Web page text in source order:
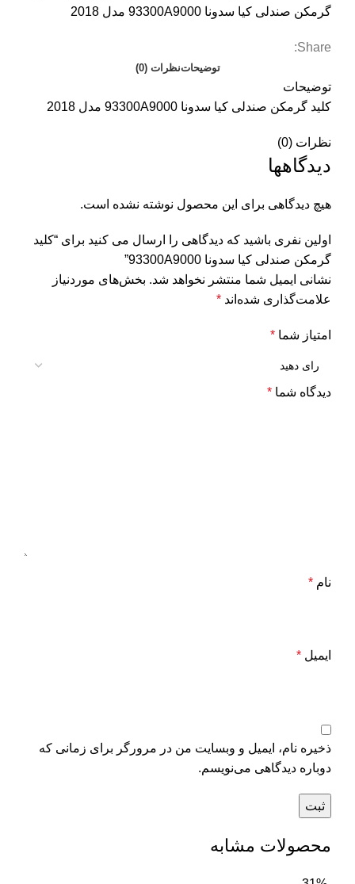
گرمکن صندلی کیا سدونا 93300A9000 مدل 2018
Share:
توضیحاتنظرات (0)
توضیحات
کلید گرمکن صندلی کیا سدونا 93300A9000 مدل 2018
نظرات (0)
دیدگاهها
هیچ دیدگاهی برای این محصول نوشته نشده است.
اولین نفری باشید که دیدگاهی را ارسال می کنید برای “کلید
گرمکن صندلی کیا سدونا 93300A9000”
نشانی ایمیل شما منتشر نخواهد شد. بخش‌های موردنیاز
علامت‌گذاری شده‌اند *
امتیاز شما *
دیدگاه شما *
نام *
ایمیل *
ذخیره نام، ایمیل و وبسایت من در مرورگر برای زمانی که
دوباره دیدگاهی می‌نویسم.
محصولات مشابه